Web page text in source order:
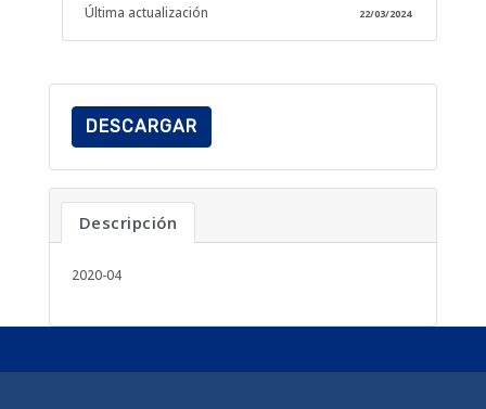
Última actualización 22/03/2024
DESCARGAR
Descripción
2020-04